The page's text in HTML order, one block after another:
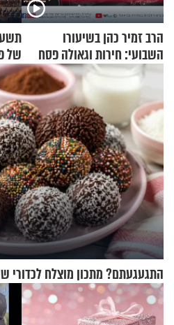
הרב זמיר כהן בשיעורו
השבועי: חירות וגאולה פסח
תשפ"ה
של
התגעגעתם? מתכון מוצלח לכדורי